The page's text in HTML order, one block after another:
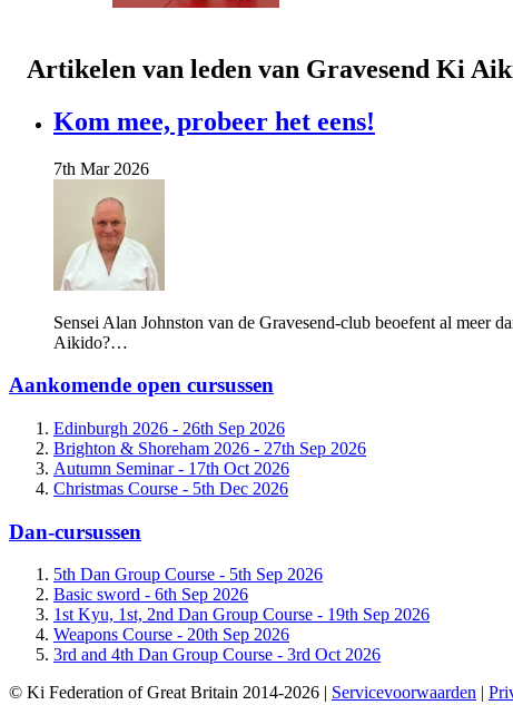
Artikelen van leden van Gravesend Ki
Kom mee, probeer het eens!
7th Mar 2026
Sensei Alan Johnston van de Gravesend-club beoefent al meer
Aikido?…
Aankomende open cursussen
Edinburgh 2026 - 26th Sep 2026
Brighton & Shoreham 2026 - 27th Sep 2026
Autumn Seminar - 17th Oct 2026
Christmas Course - 5th Dec 2026
Dan-cursussen
5th Dan Group Course - 5th Sep 2026
Basic sword - 6th Sep 2026
1st Kyu, 1st, 2nd Dan Group Course - 19th Sep 2026
Weapons Course - 20th Sep 2026
3rd and 4th Dan Group Course - 3rd Oct 2026
© Ki Federation of Great Britain 2014-2026 | Servicevoorwaarden |